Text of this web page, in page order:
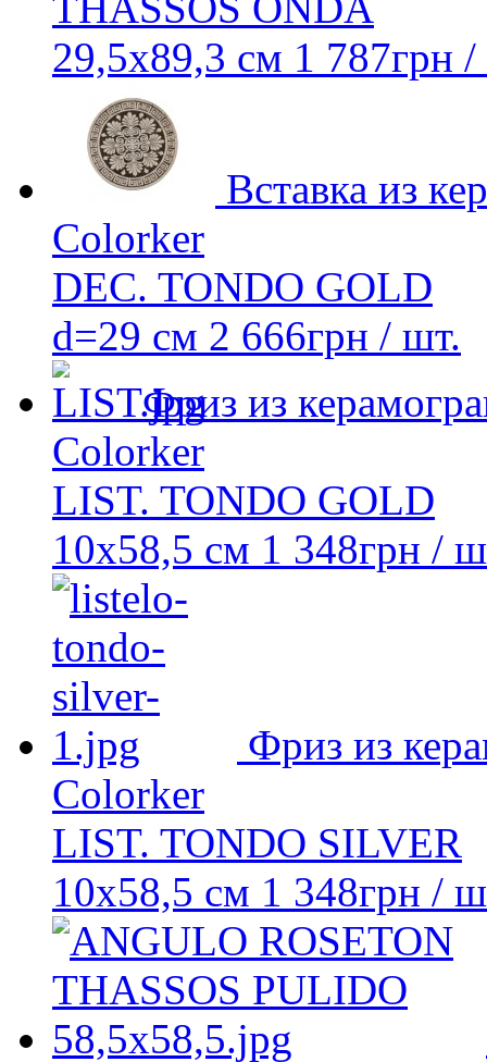
29,5x89,3 см 1 787грн /
Вставка из
Colorker
DEC. TONDO GOLD
d=29 см 2 666грн / шт.
Фриз из
Colorker
LIST. TONDO GOLD
10х58,5 см 1 348грн /
Фриз из
Colorker
LIST. TONDO SILVER
10х58,5 см 1 348грн /